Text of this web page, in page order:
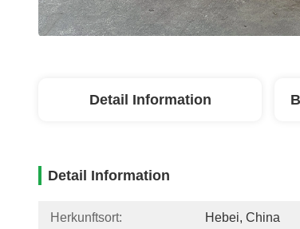
Detail Information
Detail Information
Herkunftsort: Hebei, China